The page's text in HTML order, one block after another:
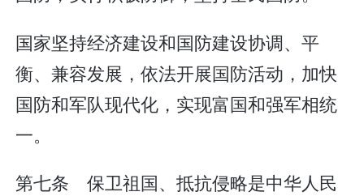
国家坚持经济建设和国防建设协调、平
衡、兼容发展，依法开展国防活动，加快
国防和军队现代化，实现富国和强军相统
一。
第七条 保卫祖国、抵抗侵略是中华人民